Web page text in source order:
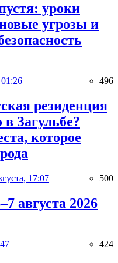
уроки
угрозы и
01:26 496
резиденция
Загульбе?
которое
17:07 500
августа 2026
424